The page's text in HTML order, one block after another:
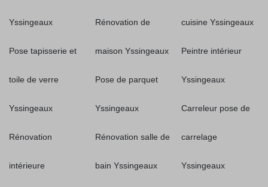
Yssingeaux
Pose tapisserie et
toile de verre
Yssingeaux
Rénovation
intérieure
Rénovation de
maison Yssingeaux
Pose de parquet
Yssingeaux
Rénovation salle de
bain Yssingeaux
cuisine Yssingeaux
Peintre intérieur
Yssingeaux
Carreleur pose de
carrelage
Yssingeaux